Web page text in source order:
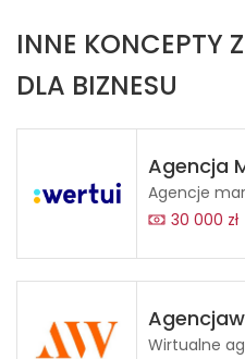
INNE KONCEPTY
DLA BIZNESU
Agencja
Agencje
30 000 zł
Wirtualne